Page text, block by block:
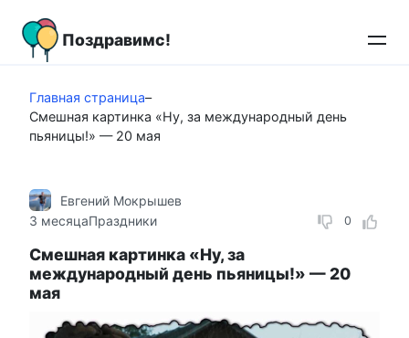
контенту
Поздравимс!
Главная страница–
Смешная картинка «Ну, за международный день
пьяницы!» — 20 мая
0
Евгений Мокрышев
3 месяцаПраздники
Смешная картинка «Ну, за
международный день пьяницы!» — 20
мая